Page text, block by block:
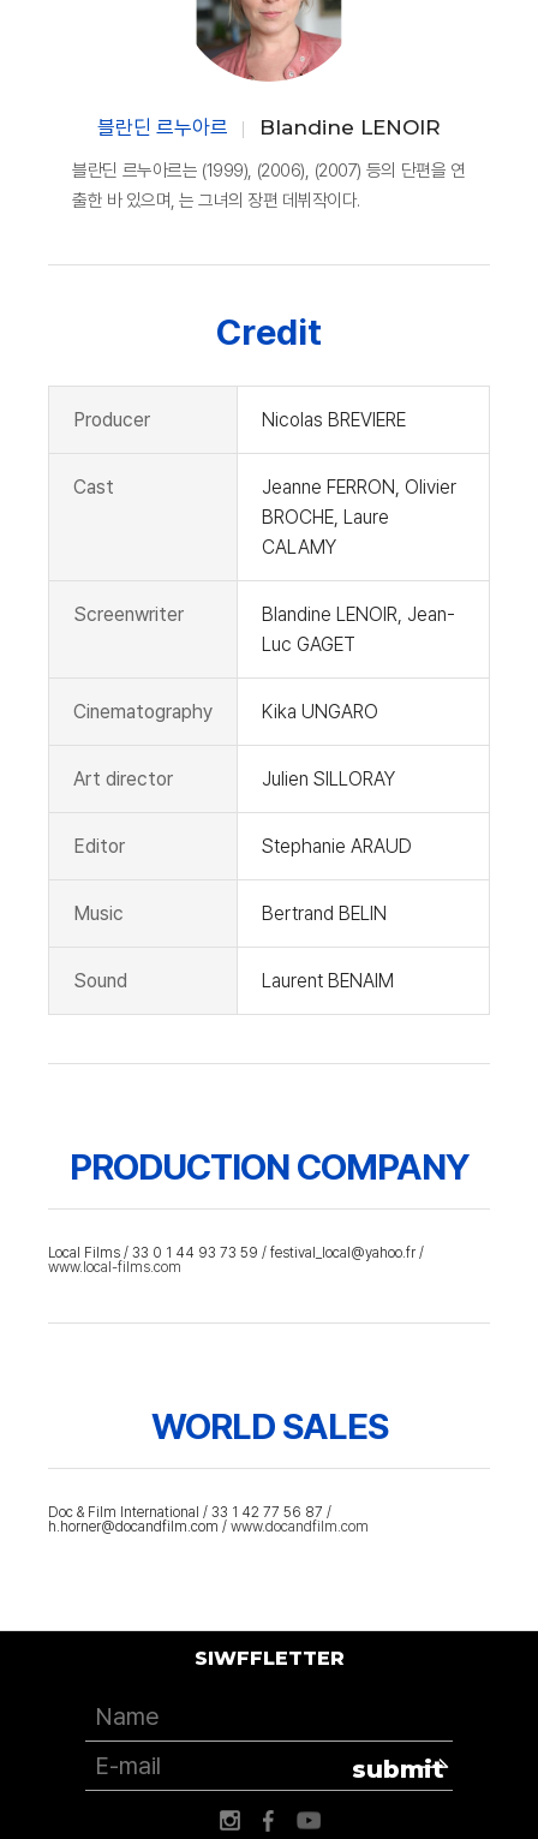
블란딘 르누아르 Blandine LENOIR
블란딘 르누아르는 (1999), (2006), (2007) 등의 단편을 연
출한 바 있으며, 는 그녀의 장편 데뷔작이다.
Credit
Producer Nicolas BREVIERE
Cast
Jeanne FERRON, Olivier
BROCHE, Laure
CALAMY
Screenwriter
Blandine LENOIR, Jean-
Luc GAGET
Cinematography Kika UNGARO
Art director Julien SILLORAY
Editor Stephanie ARAUD
Music Bertrand BELIN
Sound Laurent BENAIM
PRODUCTION COMPANY
Local Films / 33 0 1 44 93 73 59 / festival_local@yahoo.fr /
www.local-films.com
WORLD SALES
Doc & Film International / 33 1 42 77 56 87 /
h.horner@docandfilm.com / www.docandfilm.com
SIWFFLETTER
submit